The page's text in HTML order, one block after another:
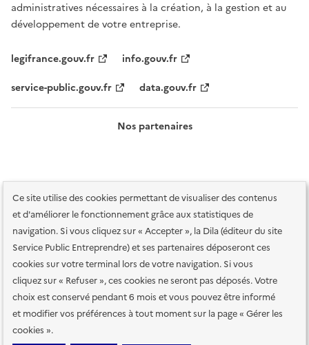
Ce site utilise des cookies permettant de visualiser des contenus
et d'améliorer le fonctionnement grâce aux statistiques de
navigation. Si vous cliquez sur « Accepter », la Dila (éditeur du site
Service Public Entreprendre) et ses partenaires déposeront ces
cookies sur votre terminal lors de votre navigation. Si vous
cliquez sur « Refuser », ces cookies ne seront pas déposés. Votre
choix est conservé pendant 6 mois et vous pouvez être informé
et modifier vos préférences à tout moment sur la page « Gérer les
cookies ».
administratives nécessaires à la création, à la gestion et au
développement de votre entreprise.
legifrance.gouv.fr
info.gouv.fr
service-public.gouv.fr
data.gouv.fr
Nos partenaires
Plan du site Accessibilité : totalement conforme
Accessibilité des
services en ligne
Mentions légales Données personnelles et sécurité
Conditions générales d'utilisation
Gestion des cookies
Paramètres d'affichage